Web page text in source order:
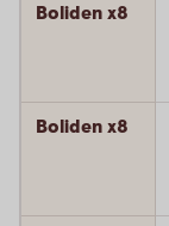
Boliden x8
Boliden x8